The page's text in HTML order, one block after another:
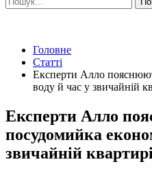
Головне
Статті
Експерти Алло
воду й час у звичайній
Експерти Алло
посудомийка
звичайній квартирі